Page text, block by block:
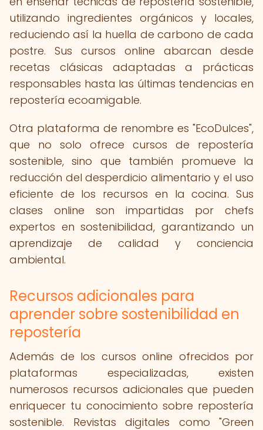
utilizando ingredientes orgánicos y locales,
reduciendo así la huella de carbono de cada
postre. Sus cursos online abarcan desde
recetas clásicas adaptadas a prácticas
responsables hasta las últimas tendencias en
repostería ecoamigable.
Otra plataforma de renombre es "EcoDulces",
que no solo ofrece cursos de repostería
sostenible, sino que también promueve la
reducción del desperdicio alimentario y el uso
eficiente de los recursos en la cocina. Sus
clases online son impartidas por chefs
expertos en sostenibilidad, garantizando un
aprendizaje de calidad y conciencia
ambiental.
Recursos adicionales para
aprender sobre sostenibilidad en
repostería
Además de los cursos online ofrecidos por
plataformas especializadas, existen
numerosos recursos adicionales que pueden
enriquecer tu conocimiento sobre repostería
sostenible. Revistas digitales como "Green